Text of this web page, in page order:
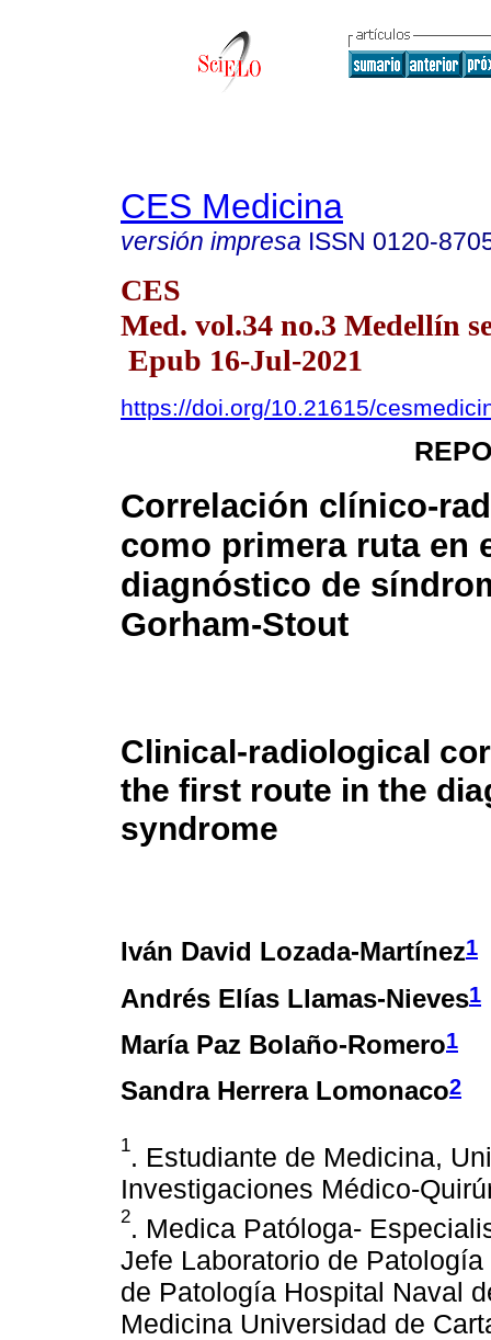
CES Medicina
versión impresa ISSN 0120-
CES
Med. vol.34 no.3 Medellín
Epub 16-Jul-2021
https://doi.org/10.21615/
Correlación clínico-
como primera ruta en
diagnóstico de
Gorham-Stout
Clinical-radiological
the first route in the
syndrome
Iván David Lozada-Martínez1
Andrés Elías Llamas-Nieves1
María Paz Bolaño-Romero1
Sandra Herrera Lomonaco2
1. Estudiante de Medicina,
Investigaciones Médico-
2. Medica Patóloga-
Jefe Laboratorio de
de Patología Hospital Naval
Medicina Universidad de